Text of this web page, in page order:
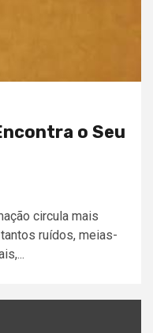
o Seu
circula mais
ruídos, meias-